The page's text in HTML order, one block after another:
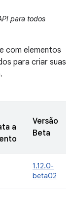
para todos
com elementos
para criar suas
a
Versão
Beta
1.12.0-
beta02